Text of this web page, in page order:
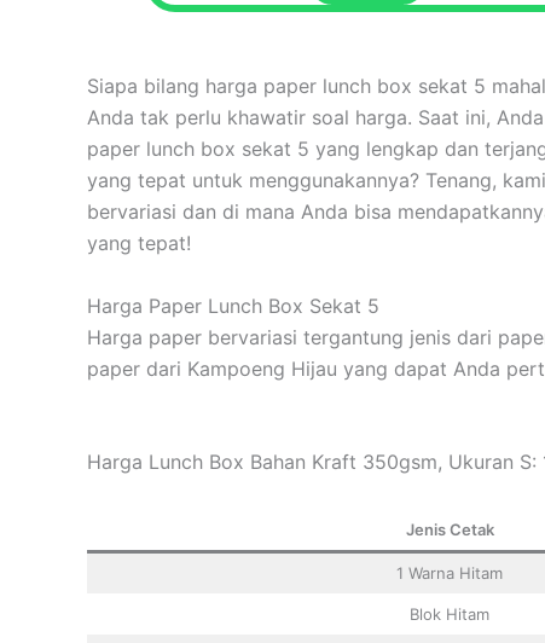
Siapa bilang harga paper lunch box sekat 5
Anda tak perlu khawatir soal harga. Saat ini,
paper lunch box sekat 5 yang lengkap dan
yang tepat untuk menggunakannya? Tenang,
bervariasi dan di mana Anda bisa
yang tepat!
Harga Paper Lunch Box Sekat 5
Harga paper bervariasi tergantung jenis dari
paper dari Kampoeng Hijau yang dapat Anda
Harga Lunch Box Bahan Kraft 350gsm, Ukuran
Jenis Cetak
1 Warna Hitam
Blok Hitam